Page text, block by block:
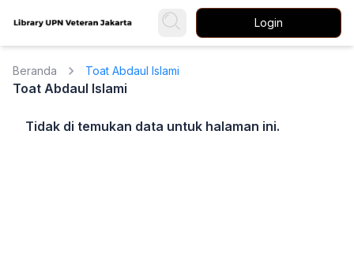
Login
Beranda Toat Abdaul Islami
Toat Abdaul Islami
Tidak di temukan data untuk halaman ini.